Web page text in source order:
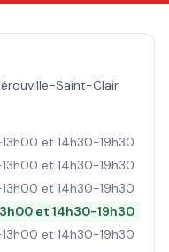
Saint-Clair
et 14h30-19h30
et 14h30-19h30
et 14h30-19h30
et 14h30-19h30
et 14h30-19h30